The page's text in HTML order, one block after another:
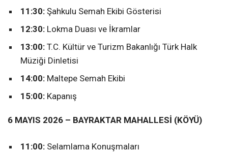
11:30: Şahkulu Semah Ekibi Gösterisi
12:30: Lokma Duası ve İkramlar
13:00: T.C. Kültür ve Turizm Bakanlığı Türk Halk
Müziği Dinletisi
14:00: Maltepe Semah Ekibi
15:00: Kapanış
6 MAYIS 2026 – BAYRAKTAR MAHALLESİ (KÖYÜ)
11:00: Selamlama Konuşmaları